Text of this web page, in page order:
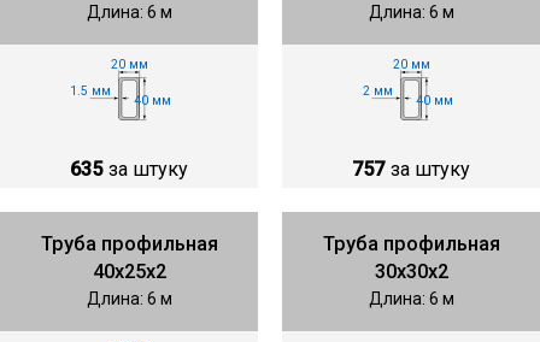
Длина: 6 м
1.5 мм
40 мм
20 мм
635 за штуку
Длина: 6 м
2 мм
40 мм
20 мм
757 за штуку
Труба профильная
40х25х2
Длина: 6 м
Труба профильная
30х30х2
Длина: 6 м